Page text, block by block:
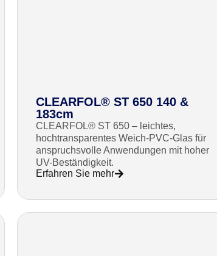
CLEARFOL® ST 650 140 &
183cm
CLEARFOL® ST 650 – leichtes,
hochtransparentes Weich-PVC-Glas für
anspruchsvolle Anwendungen mit hoher
UV-Beständigkeit.
Erfahren Sie mehr